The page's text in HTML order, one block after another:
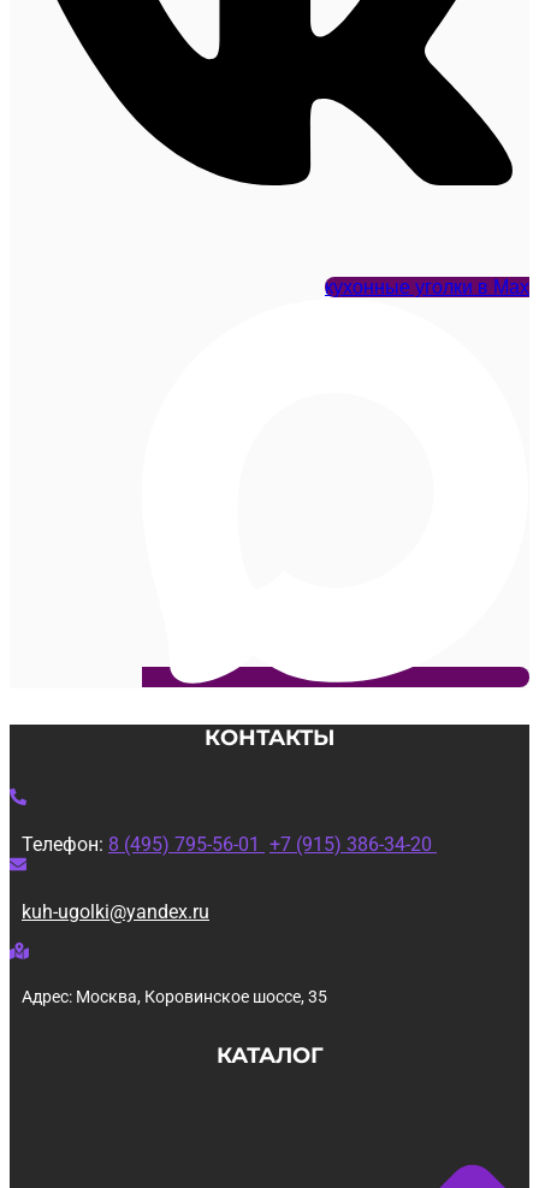
кухонные уголки в Max
КОНТАКТЫ
Телефон: 8 (495) 795-56-01 +7 (915) 386-34-20
kuh-ugolki@yandex.ru
Адрес: Москва, Коровинское шоссе, 35
КАТАЛОГ